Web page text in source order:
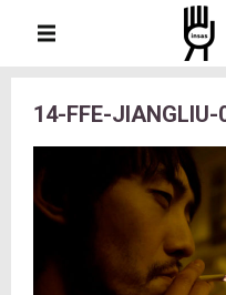
14-FFE-JIANGLIU-